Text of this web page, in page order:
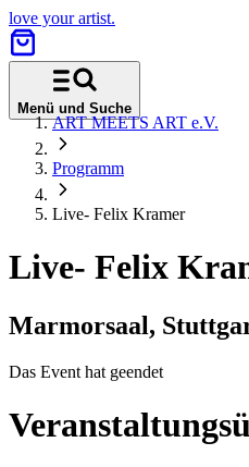
love your artist.
Menü und Suche
ART MEETS ART e.V.
Programm
Live- Felix Kramer
Live- Felix
Marmorsaal,
Das Event hat geendet